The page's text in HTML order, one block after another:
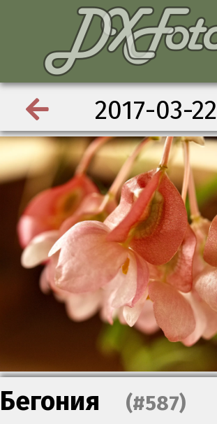
2017-03-22
Бегония (#587)